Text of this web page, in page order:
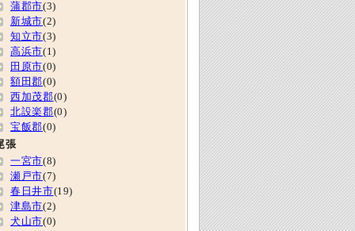
蒲郡市(3)
新城市(2)
知立市(3)
高浜市(1)
田原市(0)
額田郡(0)
西加茂郡(0)
北設楽郡(0)
宝飯郡(0)
張
一宮市(8)
瀬戸市(7)
春日井市(19)
津島市(2)
犬山市(0)